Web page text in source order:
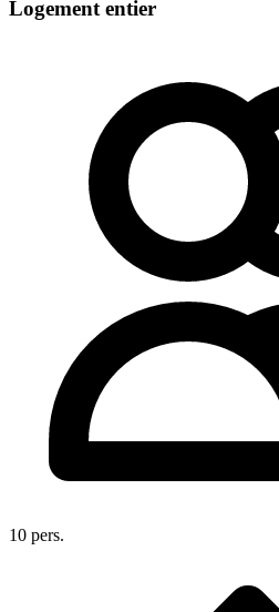
Logement entier
10 pers.